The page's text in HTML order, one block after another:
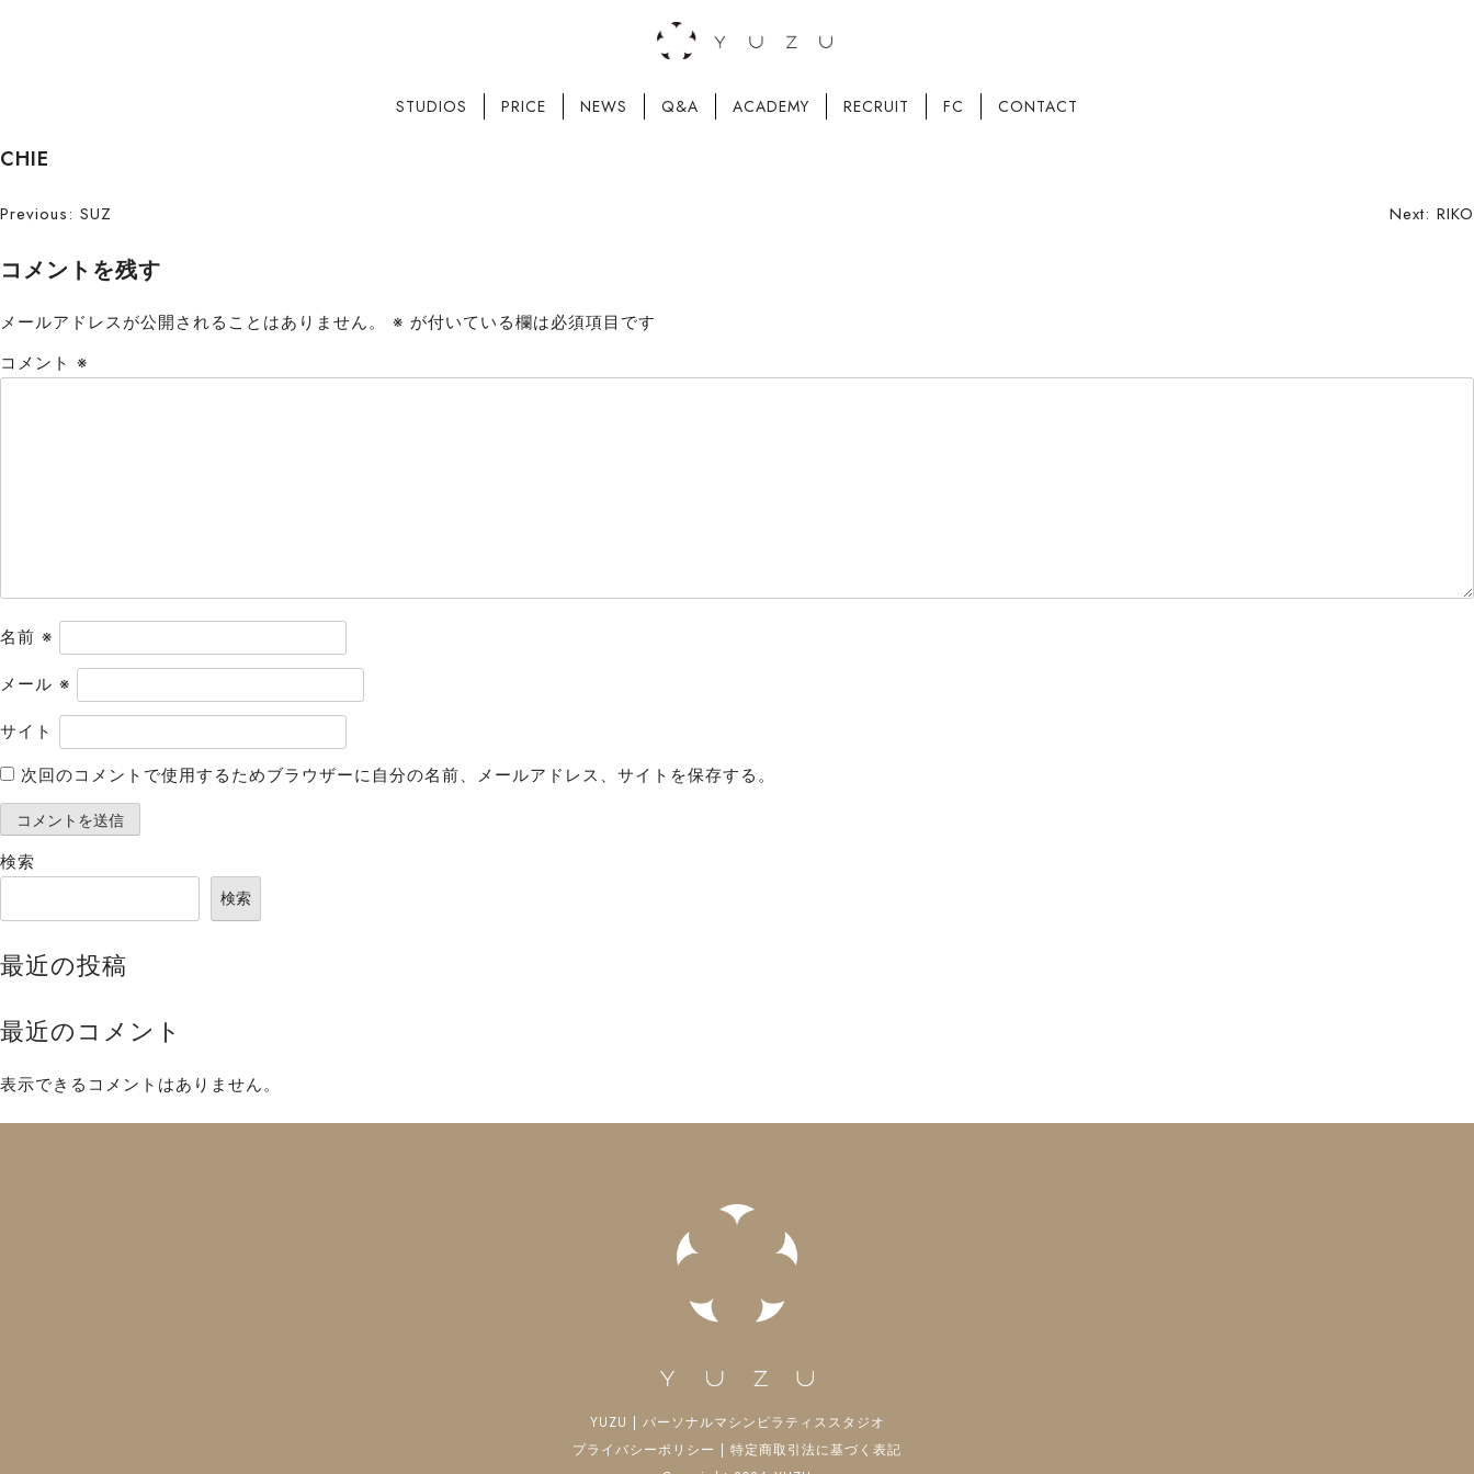
S
i
c
n
STUDIOS PRICE NEWS Q&A ACADEMY RECRUIT FC CONTACT
CHIE
投
稿
ビ
ゲ
Previous: SUZ Next: RIKO
コメントを残す
メールアドレスが公開されることはありません。 ※ が付いている欄は必須項目です
コメント ※
名前 ※
メール ※
サイト
次回のコメントで使用するためブラウザーに自分の名前、メールアドレス、サイトを保存する。
検索
検索
最近の投稿
最近のコメント
表示できるコメントはありません。
YUZU | パーソナルマシンピラティススタジオ
プライバシーポリシー | 特定商取引法に基づく表記